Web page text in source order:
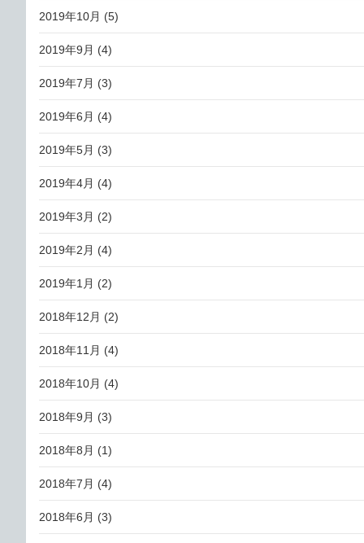
2019年10月 (5)
2019年9月 (4)
2019年7月 (3)
2019年6月 (4)
2019年5月 (3)
2019年4月 (4)
2019年3月 (2)
2019年2月 (4)
2019年1月 (2)
2018年12月 (2)
2018年11月 (4)
2018年10月 (4)
2018年9月 (3)
2018年8月 (1)
2018年7月 (4)
2018年6月 (3)